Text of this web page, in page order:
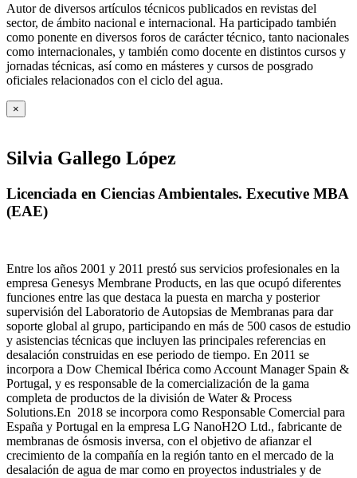
Autor de diversos artículos técnicos publicados en revistas del
sector, de ámbito nacional e internacional. Ha participado también
como ponente en diversos foros de carácter técnico, tanto nacionales
como internacionales, y también como docente en distintos cursos y
jornadas técnicas, así como en másteres y cursos de posgrado
oficiales relacionados con el ciclo del agua.
×
Silvia Gallego López
Licenciada en Ciencias Ambientales. Executive MBA
(EAE)
Entre los años 2001 y 2011 prestó sus servicios profesionales en la
empresa Genesys Membrane Products, en las que ocupó diferentes
funciones entre las que destaca la puesta en marcha y posterior
supervisión del Laboratorio de Autopsias de Membranas para dar
soporte global al grupo, participando en más de 500 casos de estudio
y asistencias técnicas que incluyen las principales referencias en
desalación construidas en ese periodo de tiempo. En 2011 se
incorpora a Dow Chemical Ibérica como Account Manager Spain &
Portugal, y es responsable de la comercialización de la gama
completa de productos de la división de Water & Process
Solutions.En 2018 se incorpora como Responsable Comercial para
España y Portugal en la empresa LG NanoH2O Ltd., fabricante de
membranas de ósmosis inversa, con el objetivo de afianzar el
crecimiento de la compañía en la región tanto en el mercado de la
desalación de agua de mar como en proyectos industriales y de